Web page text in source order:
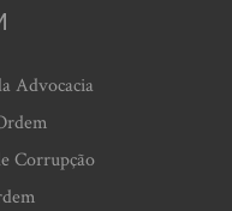
Advocacia
Corrupção